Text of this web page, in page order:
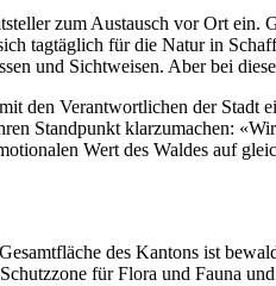
zum Austausch vor Ort
tagtäglich für die Natur in
und Sichtweisen. Aber bei
Verantwortlichen der Stadt
Standpunkt klarzumachen:
Wert des Waldes auf
des Kantons ist
für Flora und Fauna